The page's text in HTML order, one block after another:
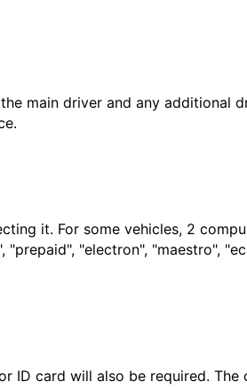
main driver and any additional
it. For some vehicles, 2
"electron", "maestro",
card will also be required. The